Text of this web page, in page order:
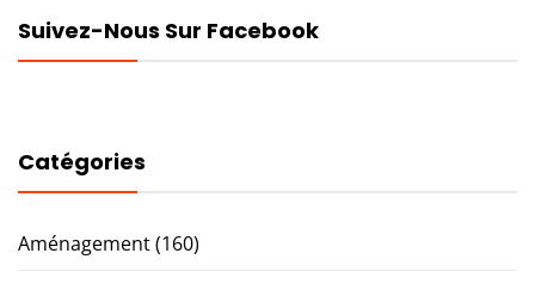
Suivez-Nous Sur Facebook
Catégories
Aménagement(160)